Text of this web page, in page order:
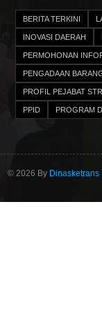
BERITA TERKINI
INOVASI DAERAH
PERMOHONAN
PENGADAAN
PROFIL PEJABAT
PPID PROGRAM
© 2026 By Dinasketrans